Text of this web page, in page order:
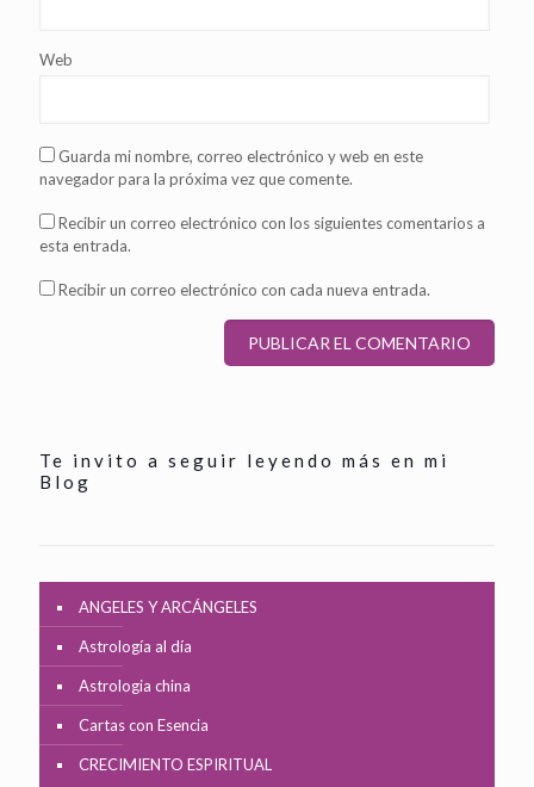
Web
Guarda mi nombre, correo electrónico y web en este
navegador para la próxima vez que comente.
Recibir un correo electrónico con los siguientes comentarios a
esta entrada.
Recibir un correo electrónico con cada nueva entrada.
Te invito a seguir leyendo más en mi
Blog
ANGELES Y ARCÁNGELES
Astrología al día
Astrologia china
Cartas con Esencia
CRECIMIENTO ESPIRITUAL